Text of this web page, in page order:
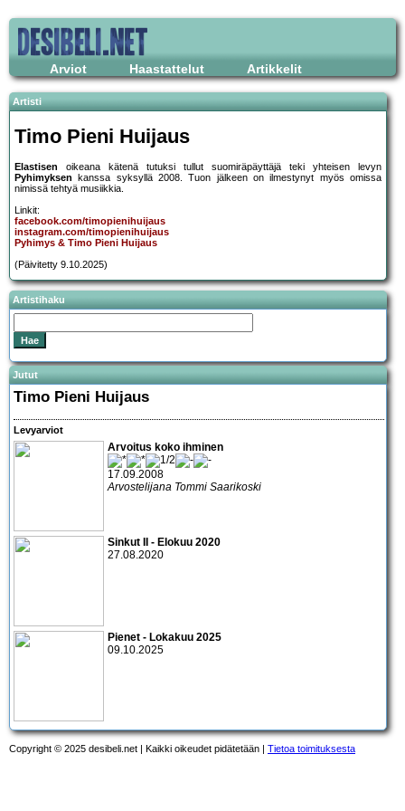
Arviot Haastattelut Artikkelit
Artisti
Timo Pieni Huijaus
Elastisen oikeana kätenä tutuksi tullut suomiräpäyttäjä teki yhteisen levyn
Pyhimyksen kanssa syksyllä 2008. Tuon jälkeen on ilmestynyt myös omissa
nimissä tehtyä musiikkia.
Linkit:
facebook.com/timopienihuijaus
instagram.com/timopienihuijaus
Pyhimys & Timo Pieni Huijaus
(Päivitetty 9.10.2025)
Artistihaku
Jutut
Timo Pieni Huijaus
Levyarviot
Arvoitus koko ihminen
17.09.2008
Arvostelijana Tommi Saarikoski
Sinkut II - Elokuu 2020
27.08.2020
Pienet - Lokakuu 2025
09.10.2025
Copyright © 2025 desibeli.net | Kaikki oikeudet pidätetään | Tietoa toimituksesta